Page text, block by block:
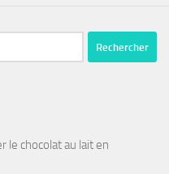
le chocolat au lait en